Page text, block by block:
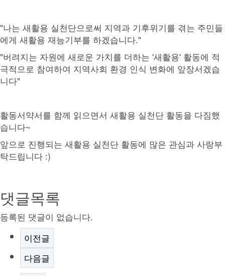
"나는 새활용 실천단으로써 지역과 기후위기를 겪는 주민들
에게 새활용 재능기부를 하겠습니다."
"버려지는 자원에 새로운 가치를 더하는 '새활용' 활동에 적
극적으로 참여하여 지역사회 환경 인식 변화에 앞장서겠습
니다"
활동서약서를 함께 읽으면서 새활용 실천단 활동을 다짐했
습니다~
앞으로 진행되는 새활용 실천단 활동에 많은 관심과 사랑부
탁드립니다 :)
댓글목록
등록된 댓글이 없습니다.
이전글
다음글